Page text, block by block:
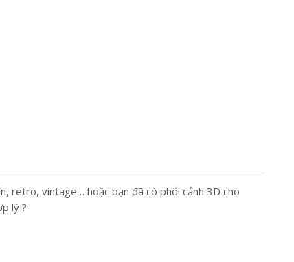
retro, vintage… hoặc bạn đã có phối cảnh 3D cho
lý ?